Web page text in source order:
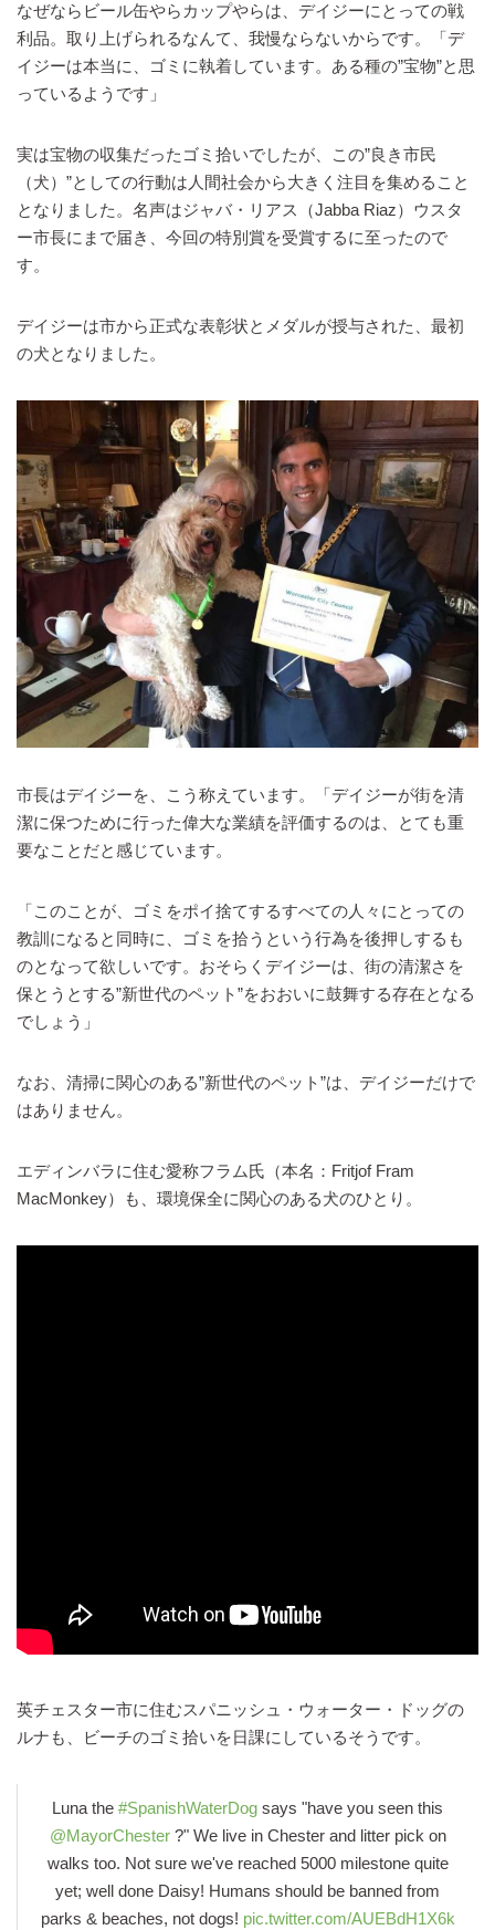
なぜならビール缶やらカップやらは、デイジーにとっての戦
利品。取り上げられるなんて、我慢ならないからです。「デ
イジーは本当に、ゴミに執着しています。ある種の”宝物”と思
っているようです」
実は宝物の収集だったゴミ拾いでしたが、この”良き市民
（犬）”としての行動は人間社会から大きく注目を集めること
となりました。名声はジャバ・リアス（Jabba Riaz）ウスタ
ー市長にまで届き、今回の特別賞を受賞するに至ったので
す。
デイジーは市から正式な表彰状とメダルが授与された、最初
の犬となりました。
市長はデイジーを、こう称えています。「デイジーが街を清
潔に保つために行った偉大な業績を評価するのは、とても重
要なことだと感じています。
「このことが、ゴミをポイ捨てするすべての人々にとっての
教訓になると同時に、ゴミを拾うという行為を後押しするも
のとなって欲しいです。おそらくデイジーは、街の清潔さを
保とうとする”新世代のペット”をおおいに鼓舞する存在となる
でしょう」
なお、清掃に関心のある”新世代のペット”は、デイジーだけで
はありません。
エディンバラに住む愛称フラム氏（本名：Fritjof Fram
MacMonkey）も、環境保全に関心のある犬のひとり。
英チェスター市に住むスパニッシュ・ウォーター・ドッグの
ルナも、ビーチのゴミ拾いを日課にしているそうです。
Luna the #SpanishWaterDog says "have you seen this
@MayorChester?" We live in Chester and litter pick on
walks too. Not sure we've reached 5000 milestone quite
yet; well done Daisy! Humans should be banned from
parks & beaches, not dogs! pic.twitter.com/AUEBdH1X6k